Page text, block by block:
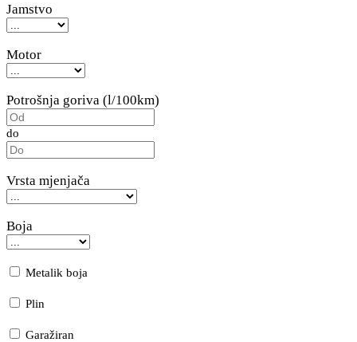
Jamstvo
Motor
Potrošnja goriva (l/100km)
do
Vrsta mjenjača
Boja
Metalik boja
Plin
Garažiran